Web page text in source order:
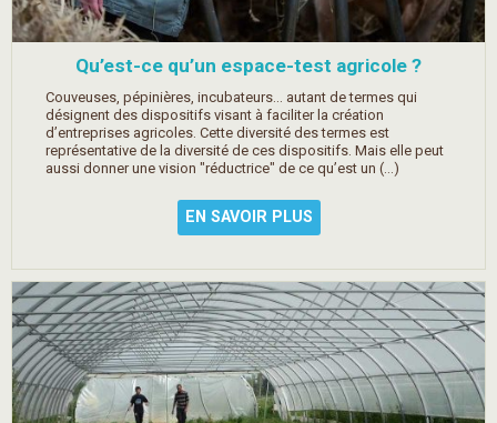
Qu’est-ce qu’un espace-test agricole ?
Couveuses, pépinières, incubateurs... autant de termes qui
désignent des dispositifs visant à faciliter la création
d’entreprises agricoles. Cette diversité des termes est
représentative de la diversité de ces dispositifs. Mais elle peut
aussi donner une vision "réductrice" de ce qu’est un (…)
EN SAVOIR PLUS